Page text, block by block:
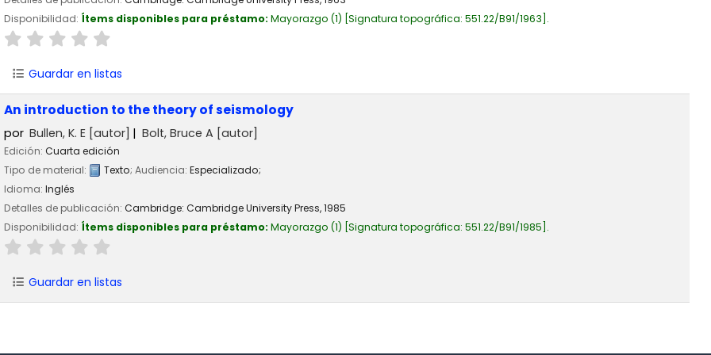
Disponibilidad: Ítems disponibles para préstamo: Mayorazgo (1) Signatura topográfica: 551.22/B91/1963 .
Guardar en listas
An introduction to the theory of seismology
por Bullen, K. E [autor] Bolt, Bruce A [autor]
Edición: Cuarta edición
Tipo de material:
Texto; Audiencia: Especializado;
Idioma: Inglés
Detalles de publicación: Cambridge: Cambridge University Press,1985
Disponibilidad: Ítems disponibles para préstamo: Mayorazgo (1) Signatura topográfica: 551.22/B91/1985 .
Guardar en listas